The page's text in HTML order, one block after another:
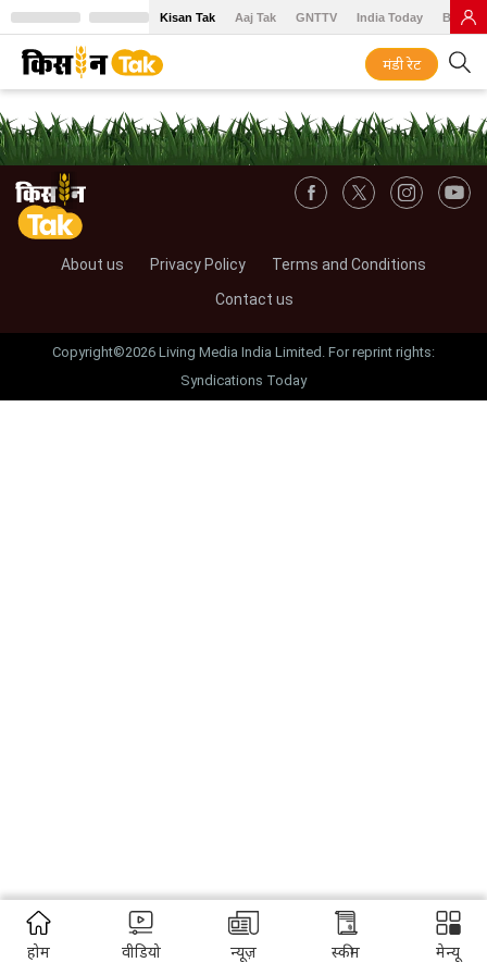
Kisan Tak Aaj Tak GNTTV India Today BT
मंडी रेट
About us Privacy Policy
Terms and Conditions
Contact us
Copyright©2026 Living Media India Limited. For reprint rights:
Syndications Today
होम वीडियो न्यूज़ स्कीम मेन्यू